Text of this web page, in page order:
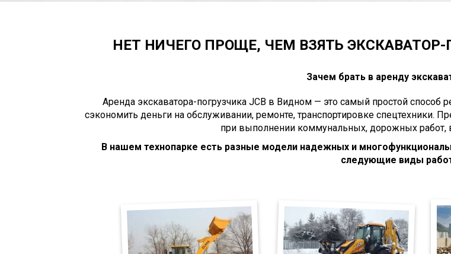
НЕТ НИЧЕГО ПРОЩЕ, ЧЕМ ВЗЯТЬ ЭКСКАВАТОР-
Зачем брать в аренду
Аренда экскаватора-погрузчика JCB в Видном — это самый простой способ
сэкономить деньги на обслуживании, ремонте, транспортировке спецтехники.
при выполнении коммунальных, дорожных работ,
В нашем технопарке есть разные модели надежных и
следующие виды